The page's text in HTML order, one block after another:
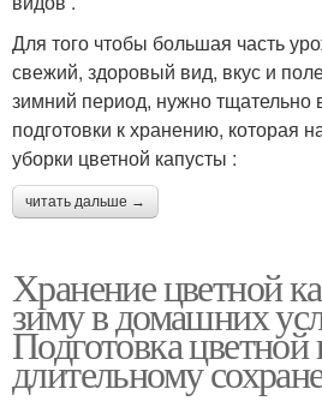
Для того чтобы большая часть
свежий, здоровый вид, вкус и
зимний период, нужно
подготовки к хранению, которая
уборки цветной капусты :
читать дальше →
Хранение цветной
зиму в домашних
Подготовка
длительному